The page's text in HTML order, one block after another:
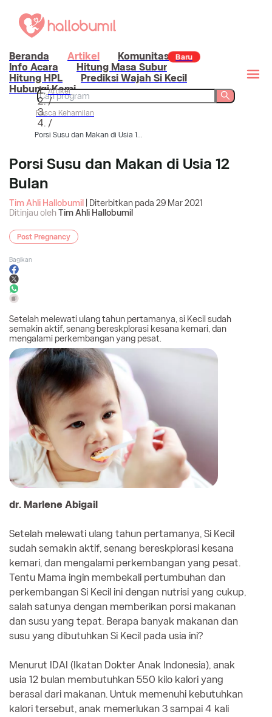
Beranda Artikel Komunitas Baru
Info Acara
Hitung Masa Subur
Hitung HPL
Prediksi Wajah Si Kecil
Hubungi Kami
Artikel
/
Pasca Kehamilan
/
Porsi Susu dan Makan di Usia 1...
Porsi Susu dan Makan di Usia 12
Bulan
Tim Ahli Hallobumil | Diterbitkan pada 29 Mar 2021
Ditinjau olehTim Ahli Hallobumil
Post Pregnancy
Bagikan
Setelah melewati ulang tahun pertamanya, si Kecil sudah
semakin aktif, senang bereskplorasi kesana kemari, dan
mengalami perkembangan yang pesat.
dr. Marlene Abigail
Setelah melewati ulang tahun pertamanya, Si Kecil
sudah semakin aktif, senang bereskplorasi kesana
kemari, dan mengalami perkembangan yang pesat.
Tentu Mama ingin membekali pertumbuhan dan
perkembangan Si Kecil ini dengan nutrisi yang cukup,
salah satunya dengan memberikan porsi makanan
dan susu yang tepat. Berapa banyak makanan dan
susu yang dibutuhkan Si Kecil pada usia ini?
Menurut IDAI (Ikatan Dokter Anak Indonesia), anak
usia 12 bulan membutuhkan 550 kilo kalori yang
berasal dari makanan. Untuk memenuhi kebutuhkan
kalori tersebut, anak memerlukan 3 sampai 4 kali